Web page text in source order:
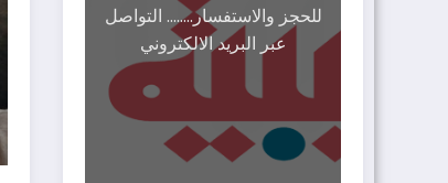
للحجز والاستفسار........ التواصل
عبر البريد الالكتروني